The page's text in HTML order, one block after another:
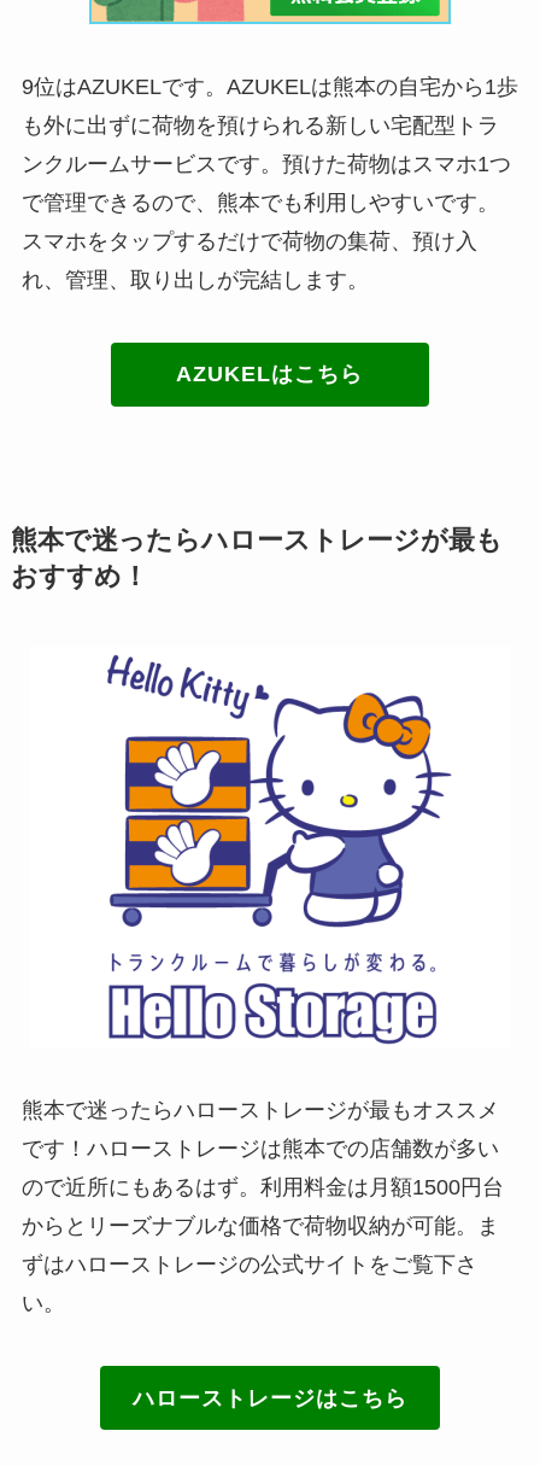
9位はAZUKELです。AZUKELは熊本の自宅から1歩
も外に出ずに荷物を預けられる新しい宅配型トラ
ンクルームサービスです。預けた荷物はスマホ1つ
で管理できるので、熊本でも利用しやすいです。
スマホをタップするだけで荷物の集荷、預け入
れ、管理、取り出しが完結します。
AZUKELはこちら
熊本で迷ったらハローストレージが最も
おすすめ！
熊本で迷ったらハローストレージが最もオススメ
です！ハローストレージは熊本での店舗数が多い
ので近所にもあるはず。利用料金は月額1500円台
からとリーズナブルな価格で荷物収納が可能。ま
ずはハローストレージの公式サイトをご覧下さ
い。
ハローストレージはこちら